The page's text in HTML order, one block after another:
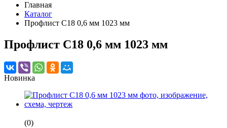
Главная
Каталог
Профлист С18 0,6 мм 1023 мм
Профлист С18 0,6 мм 1023 мм
Новинка
(0)